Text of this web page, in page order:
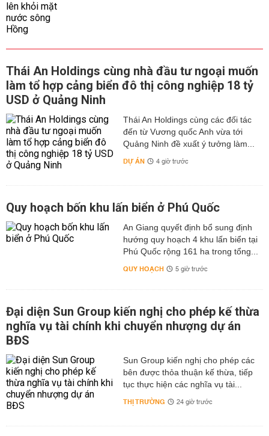
Thái An Holdings cùng nhà đầu tư ngoại muốn
làm tổ hợp cảng biển đô thị công nghiệp 18 tỷ
USD ở Quảng Ninh
Thái An Holdings cùng các đối tác
đến từ Vương quốc Anh vừa tới
Quảng Ninh đề xuất ý tưởng làm...
DỰ ÁN 4 giờ trước
Quy hoạch bốn khu lấn biển ở Phú Quốc
An Giang quyết định bổ sung định
hướng quy hoạch 4 khu lấn biển tại
Phú Quốc rộng 161 ha trong tổng...
QUY HOẠCH 5 giờ trước
Đại diện Sun Group kiến nghị cho phép kế thừa
nghĩa vụ tài chính khi chuyển nhượng dự án
BĐS
Sun Group kiến nghị cho phép các
bên được thỏa thuận kế thừa, tiếp
tục thực hiện các nghĩa vụ tài...
THỊ TRƯỜNG 24 giờ trước